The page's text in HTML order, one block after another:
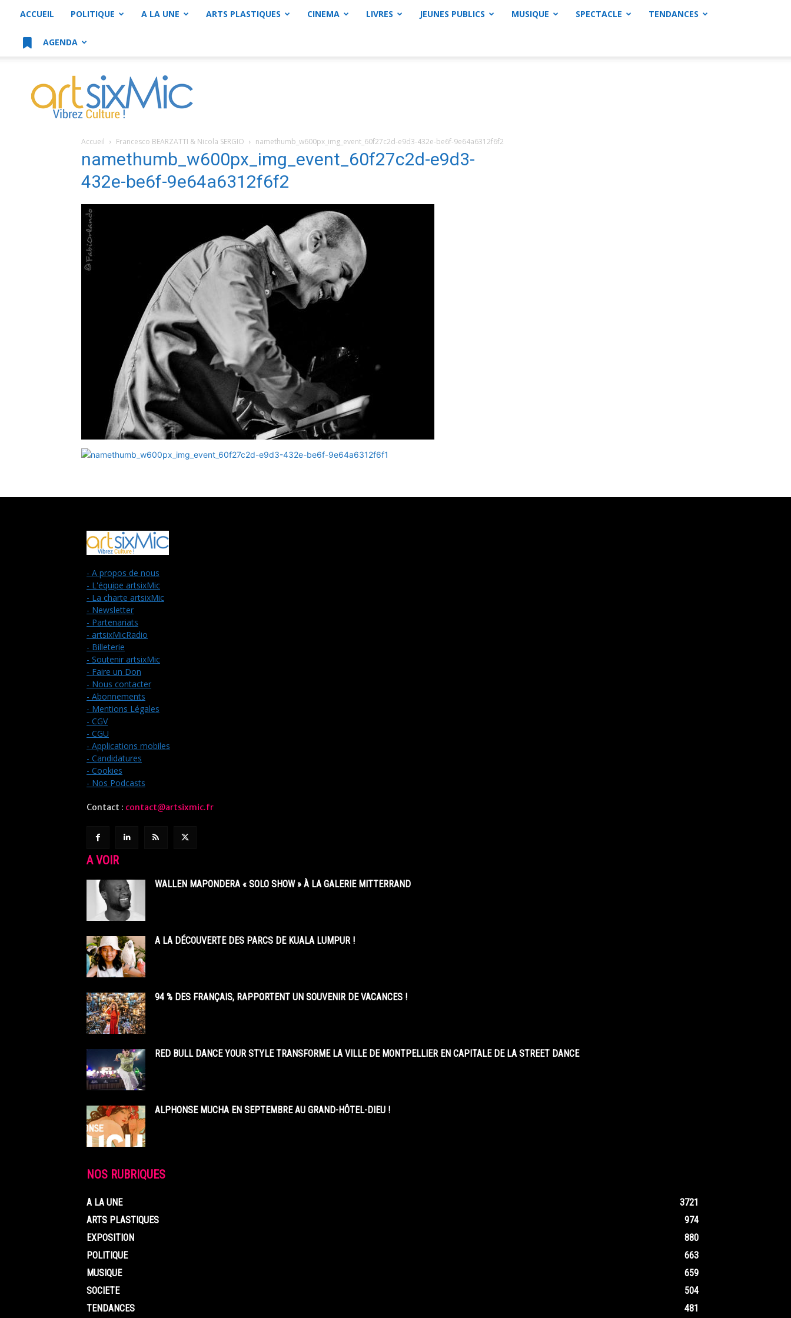
ACCUEIL POLITIQUE A LA UNE ARTS PLASTIQUES CINEMA LIVRES JEUNES PUBLICS MUSIQUE SPECTACLE TENDANCES
AGENDA
artsixMic
Accueil Francesco BEARZATTI & Nicola SERGIO namethumb_w600px_img_event_60f27c2d-e9d3-432e-be6f-9e64a6312f6f2
namethumb_w600px_img_event_60f27c2d-e9d3-
432e-be6f-9e64a6312f6f2
- A propos de nous
- L'équipe artsixMic
- La charte artsixMic
- Newsletter
- Partenariats
- artsixMicRadio
- Billeterie
- Soutenir artsixMic
- Faire un Don
- Nous contacter
- Abonnements
- Mentions Légales
- CGV
- CGU
- Applications mobiles
- Candidatures
- Cookies
- Nos Podcasts
Contact : contact@artsixmic.fr
A VOIR
WALLEN MAPONDERA « SOLO SHOW » À LA GALERIE MITTERRAND
A LA DÉCOUVERTE DES PARCS DE KUALA LUMPUR !
94 % DES FRANÇAIS, RAPPORTENT UN SOUVENIR DE VACANCES !
RED BULL DANCE YOUR STYLE TRANSFORME LA VILLE DE MONTPELLIER EN CAPITALE DE LA STREET DANCE
ALPHONSE MUCHA EN SEPTEMBRE AU GRAND-HÔTEL-DIEU !
NOS RUBRIQUES
A LA UNE
3721
ARTS PLASTIQUES
974
EXPOSITION
880
POLITIQUE
663
MUSIQUE
659
SOCIETE
504
TENDANCES
481